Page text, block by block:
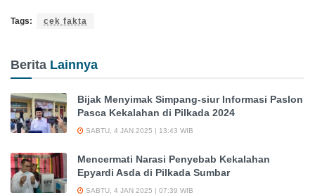
Tags: cek fakta
Berita Lainnya
Bijak Menyimak Simpang-siur Informasi Paslon
Pasca Kekalahan di Pilkada 2024
SABTU, 4 JAN 2025 | 13:43 WIB
Mencermati Narasi Penyebab Kekalahan
Epyardi Asda di Pilkada Sumbar
SABTU, 4 JAN 2025 | 07:39 WIB